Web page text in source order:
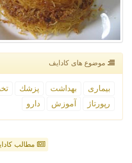
موضوع های كادایف
بیماری بهداشت پزشك
رپورتاژ
آموزش دارو
مطالب